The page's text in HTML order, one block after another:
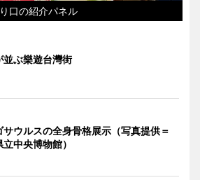
口の紹介パネル
並ぶ樂遊台灣街
サウルスの全身骨格展示（写真提供＝
中央博物館）